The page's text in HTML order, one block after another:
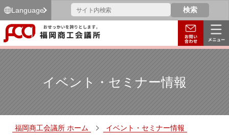
Language
イベント・セミナー情報
福岡商工会議所 ホーム イベント・セミナー情報